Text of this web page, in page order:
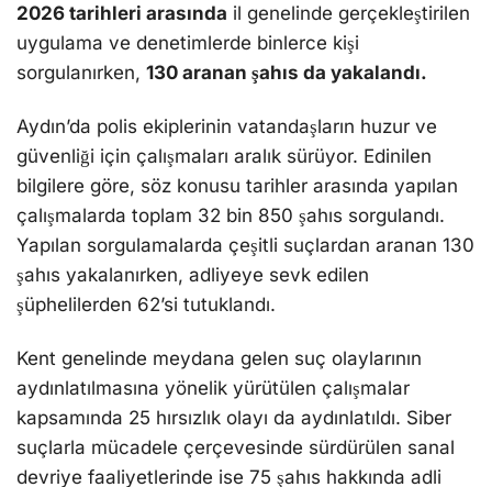
2026 tarihleri arasında il genelinde gerçekleştirilen
uygulama ve denetimlerde binlerce kişi
sorgulanırken, 130 aranan şahıs da yakalandı.
Aydın’da polis ekiplerinin vatandaşların huzur ve
güvenliği için çalışmaları aralık sürüyor. Edinilen
bilgilere göre, söz konusu tarihler arasında yapılan
çalışmalarda toplam 32 bin 850 şahıs sorgulandı.
Yapılan sorgulamalarda çeşitli suçlardan aranan 130
şahıs yakalanırken, adliyeye sevk edilen
şüphelilerden 62’si tutuklandı.
Kent genelinde meydana gelen suç olaylarının
aydınlatılmasına yönelik yürütülen çalışmalar
kapsamında 25 hırsızlık olayı da aydınlatıldı. Siber
suçlarla mücadele çerçevesinde sürdürülen sanal
devriye faaliyetlerinde ise 75 şahıs hakkında adli